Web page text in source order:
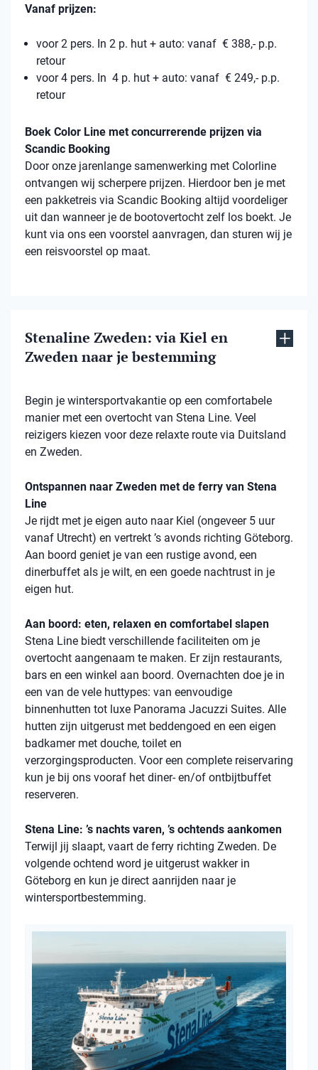
Vanaf prijzen:
voor 2 pers. In 2 p. hut + auto: vanaf € 388,- p.p.
retour
voor 4 pers. In 4 p. hut + auto: vanaf € 249,- p.p.
retour
Boek Color Line met concurrerende prijzen via
Scandic Booking
Door onze jarenlange samenwerking met Colorline
ontvangen wij scherpere prijzen. Hierdoor ben je met
een pakketreis via Scandic Booking altijd voordeliger
uit dan wanneer je de bootovertocht zelf los boekt. Je
kunt via ons een voorstel aanvragen, dan sturen wij je
een reisvoorstel op maat.
Stenaline Zweden: via Kiel en
Zweden naar je bestemming
Begin je wintersportvakantie op een comfortabele
manier met een overtocht van Stena Line. Veel
reizigers kiezen voor deze relaxte route via Duitsland
en Zweden.
Ontspannen naar Zweden met de ferry van Stena
Line
Je rijdt met je eigen auto naar Kiel (ongeveer 5 uur
vanaf Utrecht) en vertrekt ’s avonds richting Göteborg.
Aan boord geniet je van een rustige avond, een
dinerbuffet als je wilt, en een goede nachtrust in je
eigen hut.
Aan boord: eten, relaxen en comfortabel slapen
Stena Line biedt verschillende faciliteiten om je
overtocht aangenaam te maken. Er zijn restaurants,
bars en een winkel aan boord. Overnachten doe je in
een van de vele huttypes: van eenvoudige
binnenhutten tot luxe Panorama Jacuzzi Suites. Alle
hutten zijn uitgerust met beddengoed en een eigen
badkamer met douche, toilet en
verzorgingsproducten. Voor een complete reiservaring
kun je bij ons vooraf het diner- en/of ontbijtbuffet
reserveren.
Stena Line: ’s nachts varen, ’s ochtends aankomen
Terwijl jij slaapt, vaart de ferry richting Zweden. De
volgende ochtend word je uitgerust wakker in
Göteborg en kun je direct aanrijden naar je
wintersportbestemming.